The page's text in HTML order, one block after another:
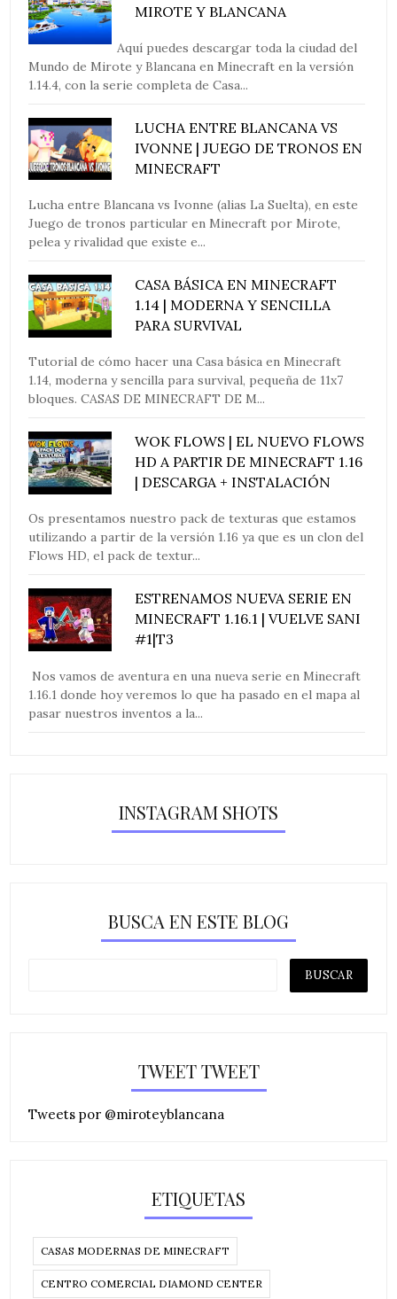
MIROTE Y BLANCANA
Aquí puedes descargar toda la ciudad del
Mundo de Mirote y Blancana en Minecraft en la versión
1.14.4, con la serie completa de Casa...
LUCHA ENTRE BLANCANA VS
IVONNE | JUEGO DE TRONOS EN
MINECRAFT
Lucha entre Blancana vs Ivonne (alias La Suelta), en este
Juego de tronos particular en Minecraft por Mirote,
pelea y rivalidad que existe e...
CASA BÁSICA EN MINECRAFT
1.14 | MODERNA Y SENCILLA
PARA SURVIVAL
Tutorial de cómo hacer una Casa básica en Minecraft
1.14, moderna y sencilla para survival, pequeña de 11x7
bloques. CASAS DE MINECRAFT DE M...
WOK FLOWS | EL NUEVO FLOWS
HD A PARTIR DE MINECRAFT 1.16
| DESCARGA + INSTALACIÓN
Os presentamos nuestro pack de texturas que estamos
utilizando a partir de la versión 1.16 ya que es un clon del
Flows HD, el pack de textur...
ESTRENAMOS NUEVA SERIE EN
MINECRAFT 1.16.1 | VUELVE SANI
#1|T3
Nos vamos de aventura en una nueva serie en Minecraft
1.16.1 donde hoy veremos lo que ha pasado en el mapa al
pasar nuestros inventos a la...
INSTAGRAM SHOTS
BUSCA EN ESTE BLOG
TWEET TWEET
Tweets por @miroteyblancana
ETIQUETAS
CASAS MODERNAS DE MINECRAFT
CENTRO COMERCIAL DIAMOND CENTER